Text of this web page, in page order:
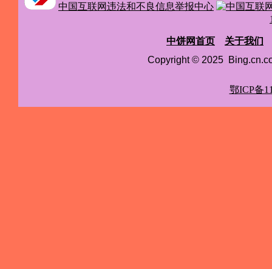
中国互联网违法和不良信息举报中心
中饼网首页
关于我们
Copyright © 2025
鄂ICP备